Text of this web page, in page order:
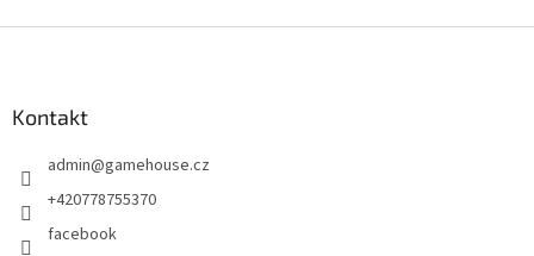
Kontakt
admin@gamehouse.cz
+420778755370
facebook